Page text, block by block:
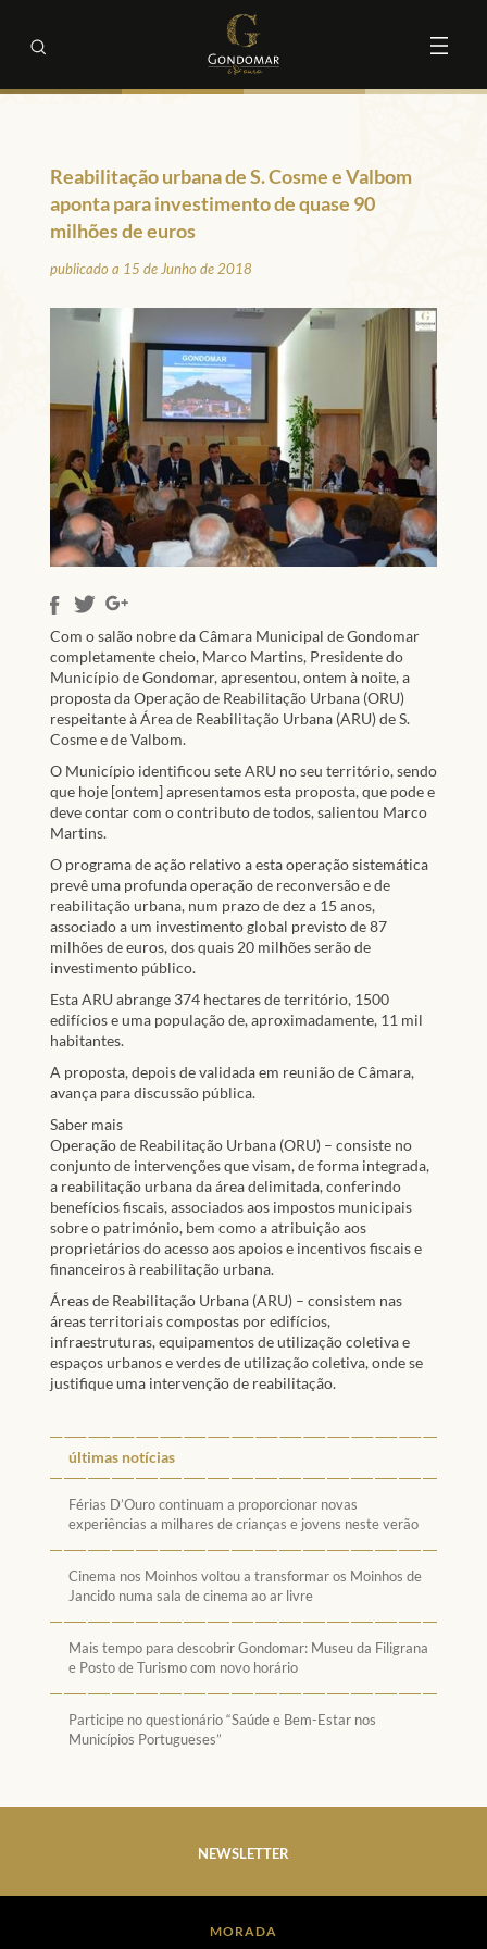
Reabilitação urbana de S. Cosme e Valbom
aponta para investimento de quase 90
milhões de euros
publicado a 15 de Junho de 2018
Com o salão nobre da Câmara Municipal de Gondomar
completamente cheio, Marco Martins, Presidente do
Município de Gondomar, apresentou, ontem à noite, a
proposta da Operação de Reabilitação Urbana (ORU)
respeitante à Área de Reabilitação Urbana (ARU) de S.
Cosme e de Valbom.
O Município identificou sete ARU no seu território, sendo
que hoje [ontem] apresentamos esta proposta, que pode e
deve contar com o contributo de todos, salientou Marco
Martins.
O programa de ação relativo a esta operação sistemática
prevê uma profunda operação de reconversão e de
reabilitação urbana, num prazo de dez a 15 anos,
associado a um investimento global previsto de 87
milhões de euros, dos quais 20 milhões serão de
investimento público.
Esta ARU abrange 374 hectares de território, 1500
edifícios e uma população de, aproximadamente, 11 mil
habitantes.
A proposta, depois de validada em reunião de Câmara,
avança para discussão pública.
Saber mais
Operação de Reabilitação Urbana (ORU) – consiste no
conjunto de intervenções que visam, de forma integrada,
a reabilitação urbana da área delimitada, conferindo
benefícios fiscais, associados aos impostos municipais
sobre o património, bem como a atribuição aos
proprietários do acesso aos apoios e incentivos fiscais e
financeiros à reabilitação urbana.
Áreas de Reabilitação Urbana (ARU) – consistem nas
áreas territoriais compostas por edifícios,
infraestruturas, equipamentos de utilização coletiva e
espaços urbanos e verdes de utilização coletiva, onde se
justifique uma intervenção de reabilitação.
últimas notícias
Férias D’Ouro continuam a proporcionar novas
experiências a milhares de crianças e jovens neste verão
Cinema nos Moinhos voltou a transformar os Moinhos de
Jancido numa sala de cinema ao ar livre
Mais tempo para descobrir Gondomar: Museu da Filigrana
e Posto de Turismo com novo horário
Participe no questionário “Saúde e Bem-Estar nos
Municípios Portugueses”
NEWSLETTER
MORADA